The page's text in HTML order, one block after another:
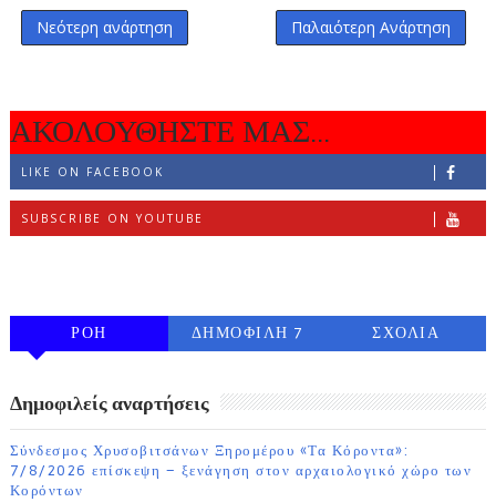
Νεότερη ανάρτηση Παλαιότερη Ανάρτηση
ΑΚΟΛΟΥΘΗΣΤΕ ΜΑΣ...
LIKE ON FACEBOOK
SUBSCRIBE ON YOUTUBE
ΡΟΗ
ΔΗΜΟΦΙΛΗ 7
ΣΧΟΛΙΑ
Δημοφιλείς αναρτήσεις
Σύνδεσμος Χρυσοβιτσάνων Ξηρομέρου «Τα Κόροντα»:
7/8/2026 επίσκεψη – ξενάγηση στον αρχαιολογικό χώρο των
Κορόντων